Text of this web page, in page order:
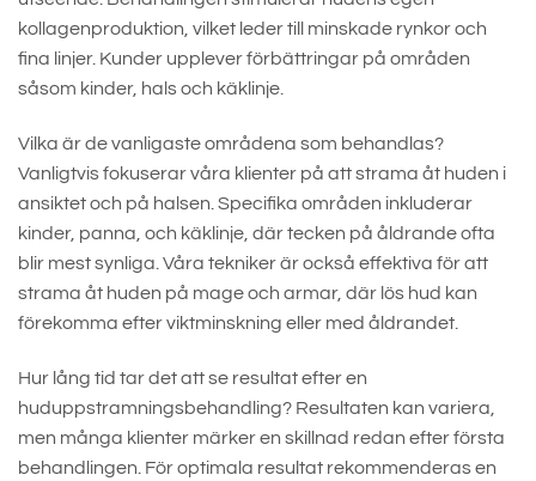
kollagenproduktion, vilket leder till minskade rynkor och
fina linjer. Kunder upplever förbättringar på områden
såsom kinder, hals och käklinje.
Vilka är de vanligaste områdena som behandlas?
Vanligtvis fokuserar våra klienter på att strama åt huden i
ansiktet och på halsen. Specifika områden inkluderar
kinder, panna, och käklinje, där tecken på åldrande ofta
blir mest synliga. Våra tekniker är också effektiva för att
strama åt huden på mage och armar, där lös hud kan
förekomma efter viktminskning eller med åldrandet.
Hur lång tid tar det att se resultat efter en
huduppstramningsbehandling? Resultaten kan variera,
men många klienter märker en skillnad redan efter första
behandlingen. För optimala resultat rekommenderas en